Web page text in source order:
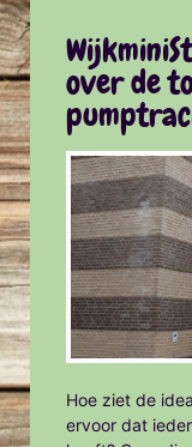
over de
Hoe ziet de
ervoor dat